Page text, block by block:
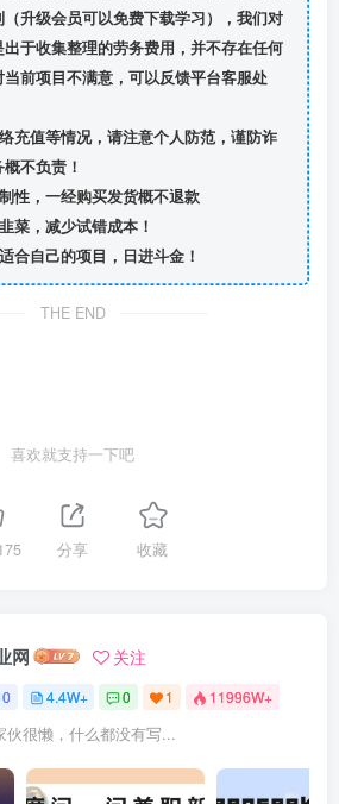
升级会员可以免费下载学习），我们对
于收集整理的劳务费用，并不存在任何
前项目不满意，可以反馈平台客服处
充值等情况，请注意个人防范，谨防诈
不负责！
性，一经购买发货概不退款
菜，减少试错成本！
合自己的项目，日进斗金！
THE END
喜欢就支持一下吧
分享 收藏
网 关注
0 4.4W+ 0 1 11996W+
伙很懒，什么都没有写...